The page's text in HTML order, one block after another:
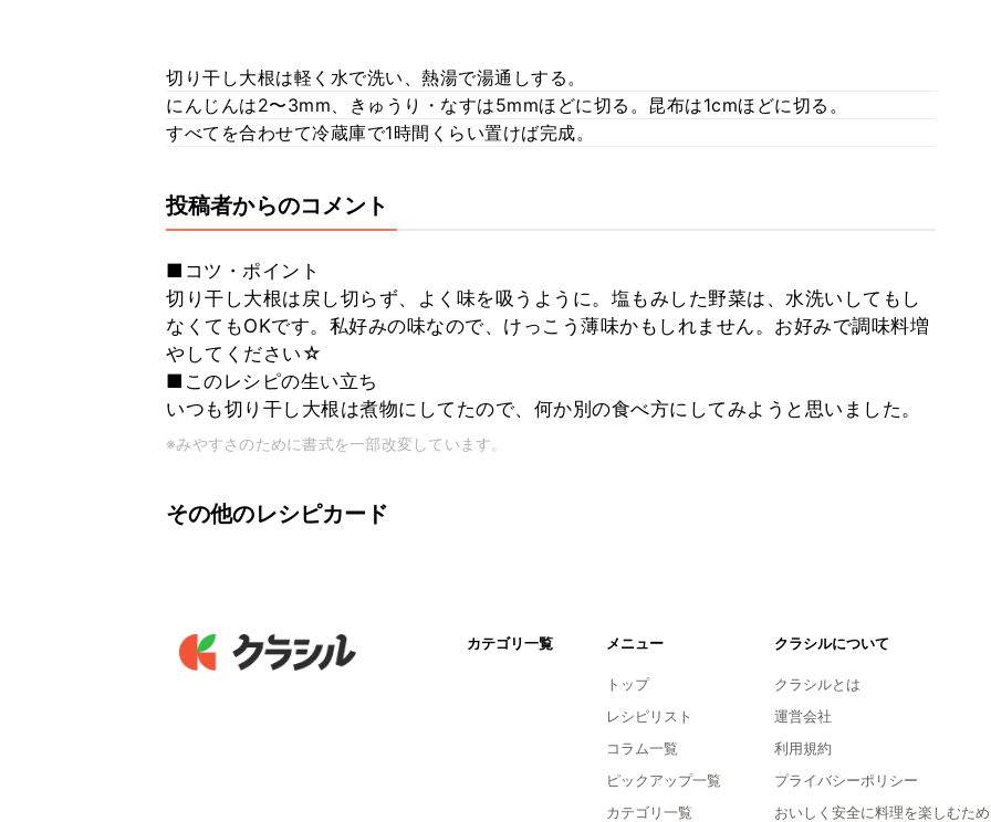
切り干し大根は軽く水で洗い、熱湯で湯通しする。
にんじんは2〜3mm、きゅうり・なすは5mmほどに切る。昆布は1cmほどに切る。
すべてを合わせて冷蔵庫で1時間くらい置けば完成。
投稿者からのコメント
■コツ・ポイント
切り干し大根は戻し切らず、よく味を吸うように。塩もみした野菜は、水洗いしてもし
なくてもOKです。私好みの味なので、けっこう薄味かもしれません。お好みで調味料増
やしてください☆
■このレシピの生い立ち
いつも切り干し大根は煮物にしてたので、何か別の食べ方にしてみようと思いました。
※みやすさのために書式を一部改変しています。
その他のレシピカード
カテゴリ一覧 メニュー
トップ
レシピリスト
コラム一覧
ピックアップ一覧
カテゴリ一覧
クラシルについて
クラシルとは
運営会社
利用規約
プライバシーポリシー
おいしく安全に料理を楽しむため